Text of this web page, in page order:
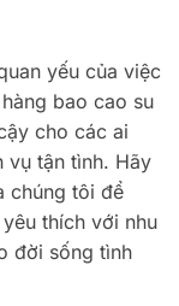
yếu của việc
bao cao su
cho các ai
vụ tận tình. Hãy
chúng tôi để
thích với nhu
đời sống tình